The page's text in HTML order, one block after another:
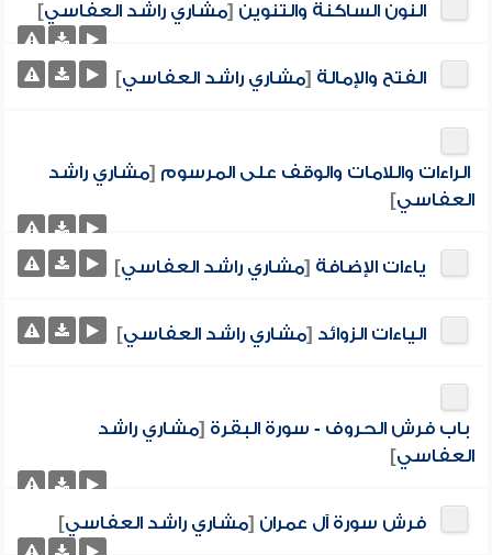
النون الساكنة والتنوين [مشاري راشد العفاسي]
الفتح والإمالة [مشاري راشد العفاسي]
الراءات واللامات والوقف على المرسوم [مشاري راشد
العفاسي]
ياءات الإضافة [مشاري راشد العفاسي]
الياءات الزوائد [مشاري راشد العفاسي]
باب فرش الحروف - سورة البقرة [مشاري راشد
العفاسي]
فرش سورة آل عمران [مشاري راشد العفاسي]